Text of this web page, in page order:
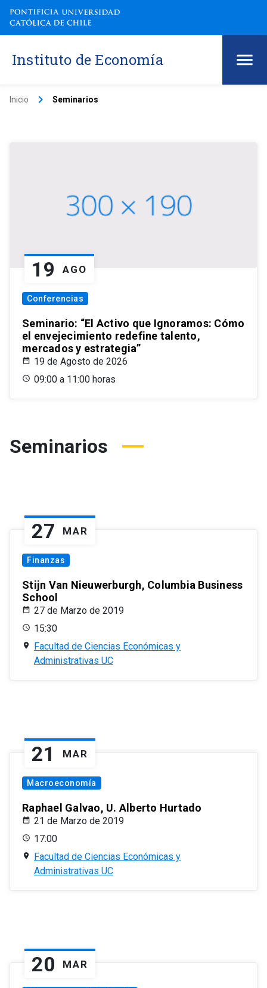
Instituto de Economía
Inicio keyboard_arrow_right Seminarios
19 AGO
Conferencias
Seminario: “El Activo que Ignoramos: Cómo
el envejecimiento redefine talento,
mercados y estrategia”
19 de Agosto de 2026
09:00 a 11:00 horas
Seminarios
27 MAR
Finanzas
Stijn Van Nieuwerburgh, Columbia Business
School
27 de Marzo de 2019
15:30
Facultad de Ciencias Económicas y
Administrativas UC
21 MAR
Macroeconomía
Raphael Galvao, U. Alberto Hurtado
21 de Marzo de 2019
17:00
Facultad de Ciencias Económicas y
Administrativas UC
20 MAR